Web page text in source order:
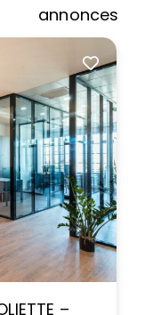
annonces
–